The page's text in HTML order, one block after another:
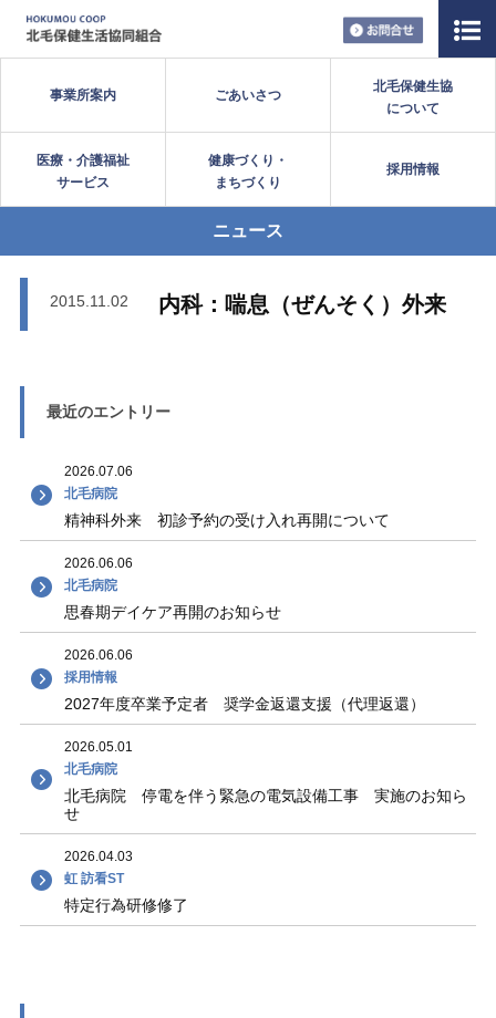
お問い合
事業所案内 ごあいさつ
北毛保健生協
について
医療・介護福祉
サービス
健康づくり・
まちづくり
採用情報
ニュース
2015.11.02 内科：喘息（ぜんそく）外来
最近のエントリー
2026.07.06
北毛病院
精神科外来 初診予約の受け入れ再開について
2026.06.06
北毛病院
思春期デイケア再開のお知らせ
2026.06.06
採用情報
2027年度卒業予定者 奨学金返還支援（代理返還）
2026.05.01
北毛病院
北毛病院 停電を伴う緊急の電気設備工事 実施のお知ら
せ
2026.04.03
虹 訪看ST
特定行為研修修了